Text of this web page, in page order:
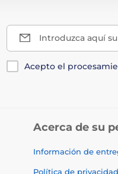
Introduzca aquí
Acepto el
Acerca de su
Información de
Política de privacidad